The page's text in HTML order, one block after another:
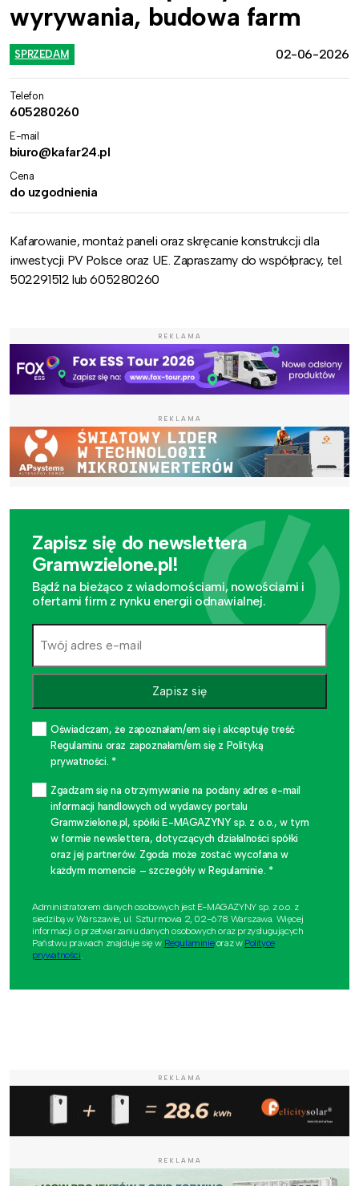
wyrywania, budowa farm
SPRZEDAM 02-06-2026
Telefon
605280260
E-mail
biuro@kafar24.pl
Cena
do uzgodnienia
Kafarowanie, montaż paneli oraz skręcanie konstrukcji dla
inwestycji PV Polsce oraz UE. Zapraszamy do współpracy, tel.
502291512 lub 605280260
REKLAMA
REKLAMA
Zapisz się do newslettera
Gramwzielone.pl!
Bądź na bieżąco z wiadomościami, nowościami i
ofertami firm z rynku energii odnawialnej.
Zapisz się
Oświadczam, że zapoznałam/em się i akceptuję treść
Regulaminu oraz zapoznałam/em się z Polityką
prywatności. *
Zgadzam się na otrzymywanie na podany adres e-mail
informacji handlowych od wydawcy portalu
Gramwzielone.pl, spółki E-MAGAZYNY sp. z o.o., w tym
w formie newslettera, dotyczących działalności spółki
oraz jej partnerów. Zgoda może zostać wycofana w
każdym momencie – szczegóły w Regulaminie. *
Administratorem danych osobowych jest E-MAGAZYNY sp. z o.o. z
siedzibą w Warszawie, ul. Szturmowa 2, 02-678 Warszawa. Więcej
informacji o przetwarzaniu danych osobowych oraz przysługujących
Państwu prawach znajduje się w Regulaminieoraz w Polityce
prywatności.
REKLAMA
REKLAMA